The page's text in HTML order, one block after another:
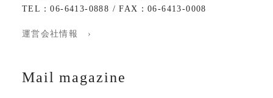
TEL：06-6413-0888 / FAX：06-6413-0008
運営会社情報 ›
Mail magazine